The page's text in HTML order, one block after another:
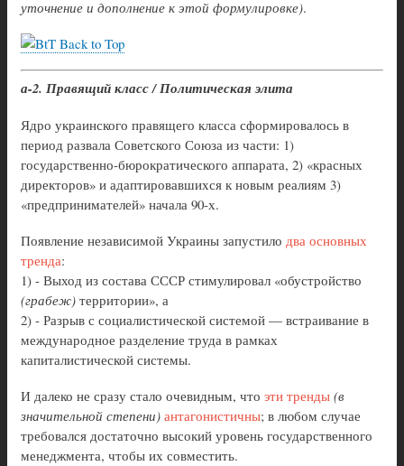
уточнение и дополнение к этой формулировке).
Back to Top
а-2. Правящий класс / Политическая элита
Ядро украинского правящего класса сформировалось в
период развала Советского Союза из части: 1)
государственно-бюрократического аппарата, 2) «красных
директоров» и адаптировавшихся к новым реалиям 3)
«предпринимателей» начала 90-х.
Появление независимой Украины запустило два основных
тренда:
1) - Выход из состава СССР стимулировал «обустройство
(грабеж) территории», а
2) - Разрыв с социалистической системой — встраивание в
международное разделение труда в рамках
капиталистической системы.
И далеко не сразу стало очевидным, что эти тренды (в
значительной степени) антагонистичны; в любом случае
требовался достаточно высокий уровень государственного
менеджмента, чтобы их совместить.